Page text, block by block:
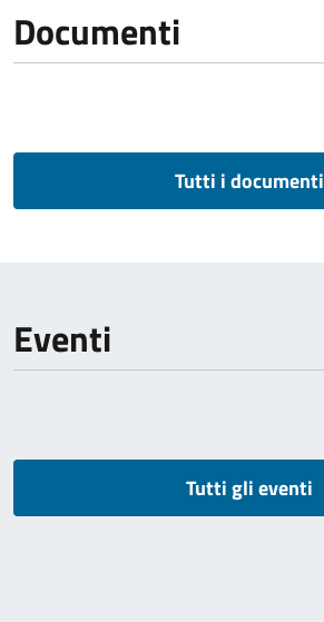
Documenti
Tutti i documenti
Eventi
Tutti gli eventi